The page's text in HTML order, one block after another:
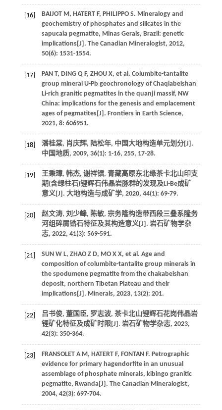
[16] BAIJOT M, HATERT F, PHILIPPO S. Mineralogy and
geochemistry of phosphates and silicates in the
sapucaia pegmatite, Minas Gerais, Brazil: genetic
implications[J]. The Canadian Mineralogist, 2012,
50(6): 1531-1554.
[17] PAN T, DING Q F, ZHOU X, et al. Columbite-tantalite
group mineral U-Pb geochronology of Chaqiabeishan
Li-rich granitic pegmatites in the quanji massif, NW
China: implications for the genesis and emplacement
ages of pegmatites[J]. Frontiers in Earth Science,
2021, 8: 606951.
[18]
潘桂棠, 肖庆辉, 陆松年, 中国大地构造单元划分[J].
中国地质, 2009, 36(1): 1-16, 255, 17-28.
[19]
王秉璋, 韩杰, 谢祥镭, 青藏高原东北缘茶卡北山印支
期(含绿柱石)锂辉石伟晶岩脉群的发现及Li-Be成矿
意义[J]. 大地构造与成矿学, 2020, 44(1): 69-79.
[20]
赵文涛, 刘少峰, 陈敏, 宗务隆构造带西段三叠系隆务
河组碎屑锆石特征及其构造意义[J]. 岩石矿物学杂
志, 2022, 41(3): 569-591.
[21] SUN W L, ZHAO Z D, MO X X, et al. Age and
composition of columbite-tantalite group minerals in
the spodumene pegmatite from the chakabeishan
deposit, northern Tibetan Plateau and their
implications[J]. Minerals, 2023, 13(2): 201.
[22]
吕书俊, 董国臣, 罗志波, 茶卡北山锂辉石花岗伟晶岩
锂矿化特征及成矿时限[J]. 岩石矿物学杂志, 2023,
42(3): 350-364.
[23] FRANSOLET A M, HATERT F, FONTAN F. Petrographic
evidence for primary hagendorfite in an unusual
assemblage of phosphate minerals, kibingo granitic
pegmatite, Rwanda[J]. The Canadian Mineralogist,
2004, 42(3): 697-704.